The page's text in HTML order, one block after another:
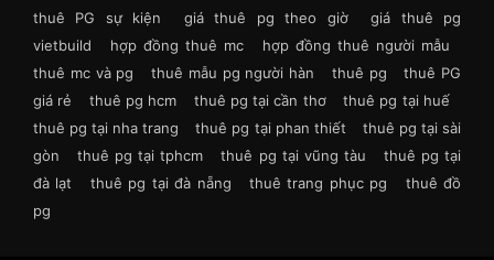
thuê PG sự kiện
giá thuê pg theo giờ
giá thuê pg
vietbuild
hợp đồng thuê mc
hợp đồng thuê người mẫu
thuê mc và pg
thuê mẫu pg người hàn thuê pg
thuê PG
giá rẻ
thuê pg hcm thuê pg tại cần thơ
thuê pg tại huế
thuê pg tại nha trang
thuê pg tại phan thiết
thuê pg tại sài
gòn
thuê pg tại tphcm thuê pg tại vũng tàu
thuê pg tại
đà lạt
thuê pg tại đà nẵng thuê trang phục pg
thuê đồ
pg